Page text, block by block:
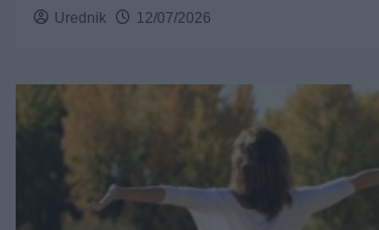
Urednik 12/07/2026